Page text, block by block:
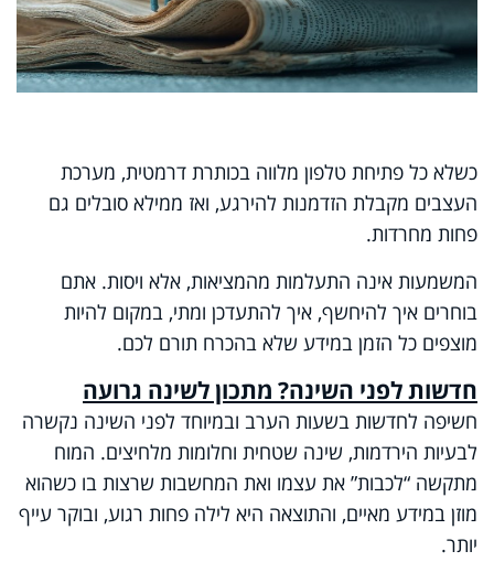
כשלא כל פתיחת טלפון מלווה בכותרת דרמטית, מערכת
העצבים מקבלת הזדמנות להירגע, ואז ממילא סובלים גם
פחות מחרדות.
המשמעות אינה התעלמות מהמציאות, אלא ויסות. אתם
בוחרים איך להיחשף, איך להתעדכן ומתי, במקום להיות
מוצפים כל הזמן במידע שלא בהכרח תורם לכם.
חדשות לפני השינה? מתכון לשינה גרועה
חשיפה לחדשות בשעות הערב ובמיוחד לפני השינה נקשרה
לבעיות הירדמות, שינה שטחית וחלומות מלחיצים. המוח
מתקשה “לכבות” את עצמו ואת המחשבות שרצות בו כשהוא
מוזן במידע מאיים, והתוצאה היא לילה פחות רגוע, ובוקר עייף
יותר.